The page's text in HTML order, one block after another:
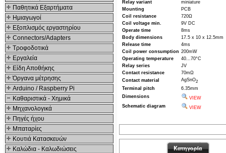
Παθητικά Εξαρτήματα
Hμιαγωγοί
Εξοπλισμός εργαστηρίου
Connectors/Adapters
Τροφοδοτικά
Εργαλεία
Είδη Αποθήκης
Όργανα μέτρησης
Arduino / Raspberry Pi
Καθαριστικά - Χημικά
Μηχανολογικά
Πηγές ήχου
Μπαταρίες
Κουτιά Κατασκευών
Καλώδια - Καλωδιώσεις
Relay variant
miniature
Mounting
PCB
Coil resistance
720Ω
Coil voltage min.
9V DC
Operate time
8ms
Body dimensions
17.5 x 10 x 12.5mm
Release time
4ms
Coil power consumption 200mW
Operating temperature
40...70°C
Relay series
JV
Contact resistance
70mΩ
Contact material
AgSnO2
Terminal pitch
6.35mm
Dimensions
VIEW
Schematic diagram
VIEW